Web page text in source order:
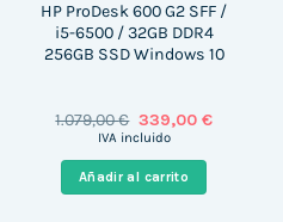
HP ProDesk 600 G2 SFF /
i5-6500 / 32GB DDR4
256GB SSD Windows 10
1.079,00€ El
precio
era:
1.079,00 €.
339,00 €El
IVA incluido
Añadir al carrito